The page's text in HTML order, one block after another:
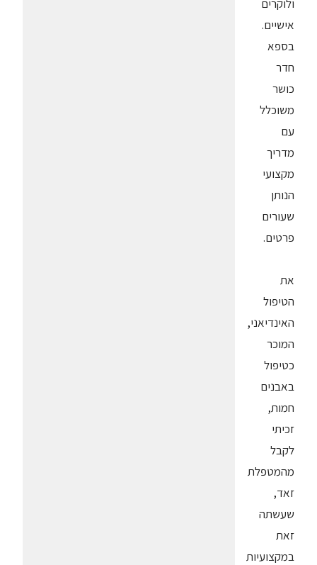
ולוקרים
אישיים.
בספא
חדר
כושר
משוכלל
עם
מדריך
מקצועי
הנותן
שעורים
פרטים.
את
הטיפול
האינדיאני,
המוכר
כטיפול
באבנים
חמות,
זכיתי
לקבל
מהמטפלת
זאד,
שעשתה
זאת
במקצועיות